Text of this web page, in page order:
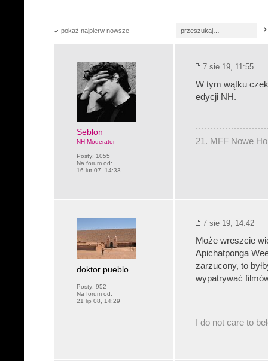
pokaż najpierw nowsze
Seblon
NH-Moderator
Posty: 1055
Na forum od:
16 lut 07, 14:33
7 sie 19, 11:55
W tym wątku
edycji NH.
21. MFF Nowe
doktor pueblo
Posty: 952
Na forum od:
21 lip 08, 14:29
7 sie 19, 14:42
Może wreszcie
Apichatponga
zarzucony, to
wypatrywać
I do not care to